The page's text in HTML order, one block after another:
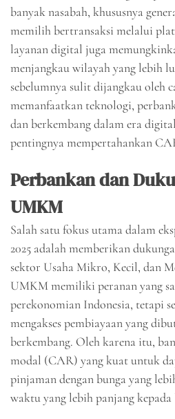
banyak nasabah, khususnya
memilih bertransaksi melalui
layanan digital juga
menjangkau wilayah yang lebih
sebelumnya sulit dijangkau oleh
memanfaatkan teknologi,
dan berkembang dalam era
pentingnya mempertahankan
Perbankan dan
UMKM
Salah satu fokus utama dalam
2025 adalah memberikan
sektor Usaha Mikro, Kecil, dan
UMKM memiliki peranan yang
perekonomian Indonesia, tetapi
mengakses pembiayaan yang
berkembang. Oleh karena itu,
modal (CAR) yang kuat untuk
pinjaman dengan bunga yang
waktu yang lebih panjang